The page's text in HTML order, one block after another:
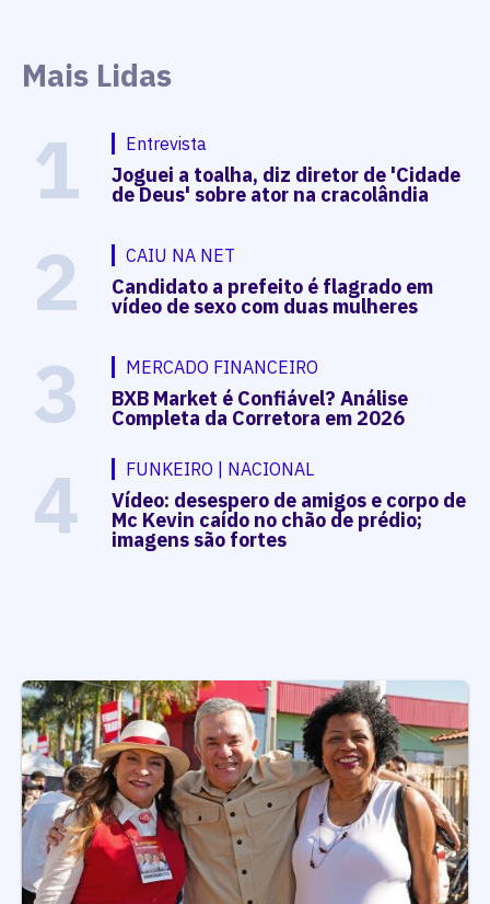
Mais Lidas
1 Entrevista
Joguei a toalha, diz diretor de 'Cidade
de Deus' sobre ator na cracolândia
2 CAIU NA NET
Candidato a prefeito é flagrado em
vídeo de sexo com duas mulheres
3 MERCADO FINANCEIRO
BXB Market é Confiável? Análise
Completa da Corretora em 2026
4 FUNKEIRO | NACIONAL
Vídeo: desespero de amigos e corpo de
Mc Kevin caído no chão de prédio;
imagens são fortes